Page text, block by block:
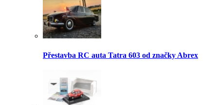
Přestavba RC auta Tatra 603 od značky Abrex